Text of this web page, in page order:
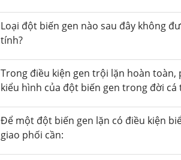
Loại đột biến gen nào sau đây không
tính?
Trong điều kiện gen trội lặn hoàn
kiểu hình của đột biến gen trong đời cá
Để một đột biến gen lặn có điều kiện
giao phối cần: